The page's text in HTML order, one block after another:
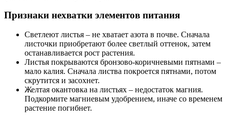
Признаки нехватки элементов питания
Светлеют листья – не хватает азота в почве. Сначала
листочки приобретают более светлый оттенок, затем
останавливается рост растения.
Листья покрываются бронзово-коричневыми пятнами –
мало калия. Сначала листва покроется пятнами, потом
скрутится и засохнет.
Желтая окантовка на листьях – недостаток магния.
Подкормите магниевым удобрением, иначе со временем
растение погибнет.